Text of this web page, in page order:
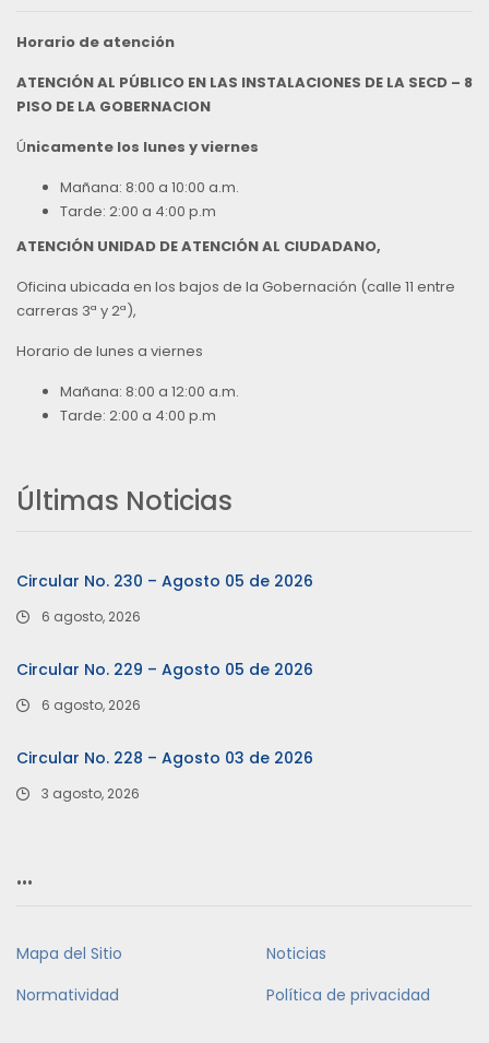
Horario de atención
ATENCIÓN AL PÚBLICO EN LAS INSTALACIONES DE LA SECD – 8
PISO DE LA GOBERNACION
Únicamente los lunes y viernes
Mañana: 8:00 a 10:00 a.m.
Tarde: 2:00 a 4:00 p.m
ATENCIÓN UNIDAD DE ATENCIÓN AL CIUDADANO,
Oficina ubicada en los bajos de la Gobernación (calle 11 entre
carreras 3ª y 2ª),
Horario de lunes a viernes
Mañana: 8:00 a 12:00 a.m.
Tarde: 2:00 a 4:00 p.m
Últimas Noticias
Circular No. 230 – Agosto 05 de 2026
6 agosto, 2026
Circular No. 229 – Agosto 05 de 2026
6 agosto, 2026
Circular No. 228 – Agosto 03 de 2026
3 agosto, 2026
…
Mapa del Sitio
Noticias
Normatividad
Política de privacidad